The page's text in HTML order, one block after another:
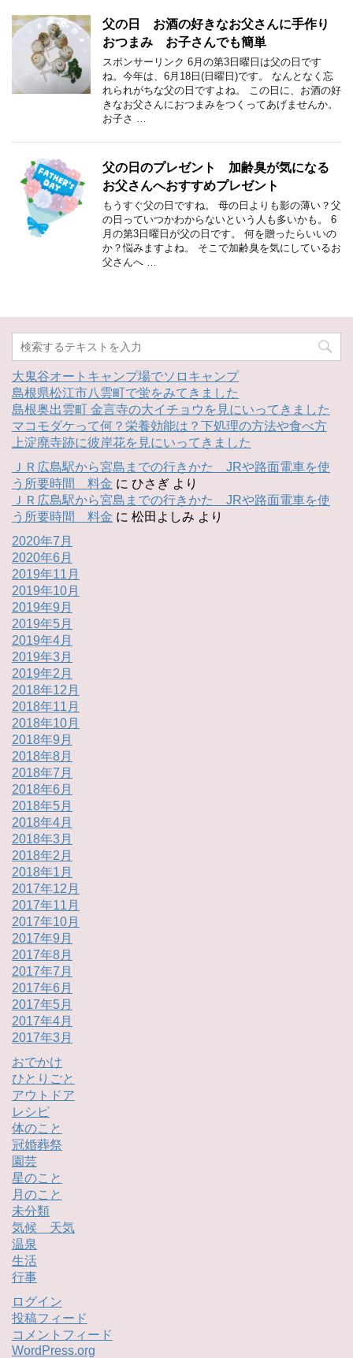
父の日 お酒の好きなお父さんに手作り
おつまみ お子さんでも簡単
スポンサーリンク 6月の第3日曜日は父の日です
ね。今年は、6月18日(日曜日)です。 なんとなく忘
れられがちな父の日ですよね。 この日に、お酒の好
きなお父さんにおつまみをつくってあげませんか。
お子さ …
父の日のプレゼント 加齢臭が気になる
お父さんへおすすめプレゼント
もうすぐ父の日ですね。 母の日よりも影の薄い？父
の日っていつかわからないという人も多いかも。 6
月の第3日曜日が父の日です。 何を贈ったらいいの
か？悩みますよね。 そこで加齢臭を気にしているお
父さんへ …
大鬼谷オートキャンプ場でソロキャンプ
島根県松江市八雲町で蛍をみてきました
島根奥出雲町 金言寺の大イチョウを見にいってきました
マコモダケって何？栄養効能は？下処理の方法や食べ方
上淀廃寺跡に彼岸花を見にいってきました
ＪＲ広島駅から宮島までの行きかた JRや路面電車を使
う所要時間 料金 に ひさぎ より
ＪＲ広島駅から宮島までの行きかた JRや路面電車を使
う所要時間 料金 に 松田よしみ より
2020年7月
2020年6月
2019年11月
2019年10月
2019年9月
2019年5月
2019年4月
2019年3月
2019年2月
2018年12月
2018年11月
2018年10月
2018年9月
2018年8月
2018年7月
2018年6月
2018年5月
2018年4月
2018年3月
2018年2月
2018年1月
2017年12月
2017年11月
2017年10月
2017年9月
2017年8月
2017年7月
2017年6月
2017年5月
2017年4月
2017年3月
おでかけ
ひとりごと
アウトドア
レシピ
体のこと
冠婚葬祭
園芸
星のこと
月のこと
未分類
気候 天気
温泉
生活
行事
ログイン
投稿フィード
コメントフィード
WordPress.org